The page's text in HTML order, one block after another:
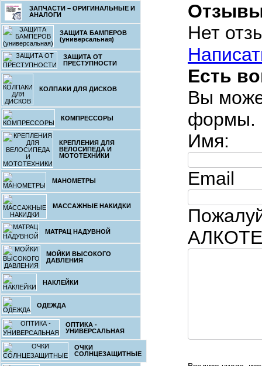
ЗАПЧАСТИ – ОРИГИНАЛЬНЫЕ И
АНАЛОГИ
ЗАЩИТА БАМПЕРОВ
(универсальная)
ЗАЩИТА ОТ
ПРЕСТУПНОСТИ
КОЛПАКИ ДЛЯ ДИСКОВ
КОМПРЕССОРЫ
КРЕПЛЕНИЯ ДЛЯ
ВЕЛОСИПЕДА И
МОТОТЕХНИКИ
МАНОМЕТРЫ
МАССАЖНЫЕ НАКИДКИ
МАТРАЦ НАДУВНОЙ
МОЙКИ ВЫСОКОГО
ДАВЛЕНИЯ
НАКЛЕЙКИ
ОДЕЖДА
ОПТИКА -
УНИВЕРСАЛЬНАЯ
ОЧКИ
СОЛНЦЕЗАЩИТНЫЕ
Нет
Есть
Вы
формы.
Имя:
Email